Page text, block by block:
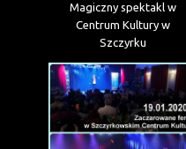
Magiczny spektakl w
Centrum Kultury w
Szczyrku